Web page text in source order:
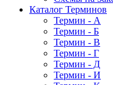
Каталог Терминов
Термин - А
Термин - Б
Термин - В
Термин - Г
Термин - Д
Термин - И